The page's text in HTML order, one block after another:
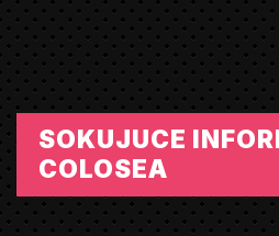
SOKUJUCE
COLOSEA